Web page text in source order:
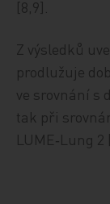
[8,9].
Z výsledků
prodlužuje
ve srovnání s
tak při
LUME‑Lung 2